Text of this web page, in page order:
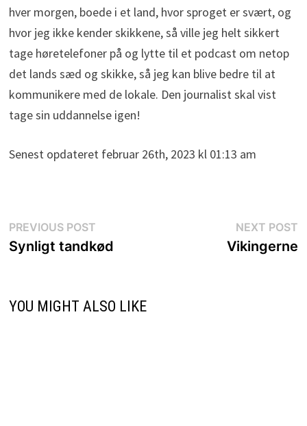
hver morgen, boede i et land, hvor sproget er svært, og
hvor jeg ikke kender skikkene, så ville jeg helt sikkert
tage høretelefoner på og lytte til et podcast om netop
det lands sæd og skikke, så jeg kan blive bedre til at
kommunikere med de lokale. Den journalist skal vist
tage sin uddannelse igen!
Senest opdateret februar 26th, 2023 kl 01:13 am
Indlægsnavigation
PREVIOUS POSTPrevious
post:
Synligt tandkød
NEXT POST
Vikingerne
YOU MIGHT ALSO LIKE